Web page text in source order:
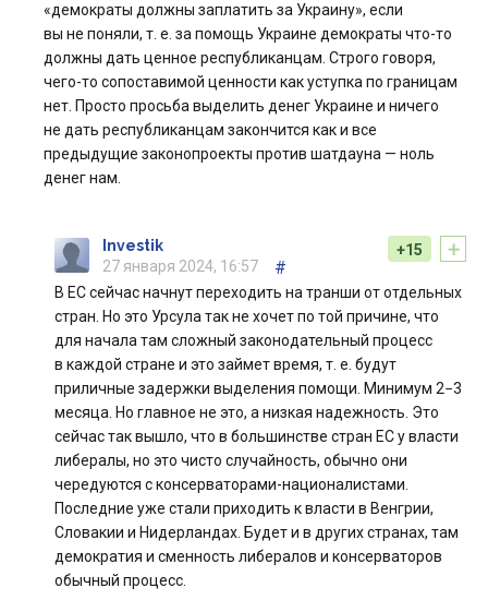
«демократы должны заплатить за Украину», если
вы не поняли, т. е. за помощь Украине демократы что-то
должны дать ценное республиканцам. Строго говоря,
чего-то сопоставимой ценности как уступка по границам
нет. Просто просьба выделить денег Украине и ничего
не дать республиканцам закончится как и все
предыдущие законопроекты против шатдауна — ноль
денег нам.
+
+15
Investik
27 января 2024, 16:57
#
В ЕС сейчас начнут переходить на транши от отдельных
стран. Но это Урсула так не хочет по той причине, что
для начала там сложный законодательный процесс
в каждой стране и это займет время, т. е. будут
приличные задержки выделения помощи. Минимум 2−3
месяца. Но главное не это, а низкая надежность. Это
сейчас так вышло, что в большинстве стран ЕС у власти
либералы, но это чисто случайность, обычно они
чередуются с консерваторами-националистами.
Последние уже стали приходить к власти в Венгрии,
Словакии и Нидерландах. Будет и в других странах, там
демократия и сменность либералов и консерваторов
обычный процесс.